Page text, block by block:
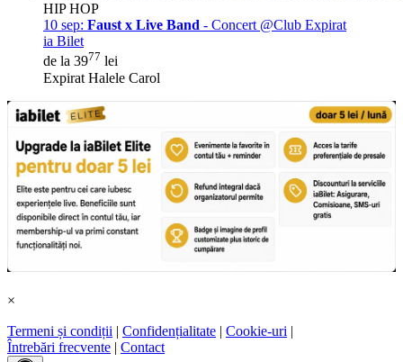
HIP HOP
10 sep: Faust x Live Band - Concert @Club Expirat
ia Bilet
de la 3977 lei
Expirat Halele Carol
×
Termeni și condiții | Confidențialitate | Cookie-uri |
Întrebări frecvente | Contact